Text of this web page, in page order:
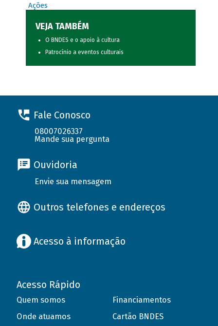
Ações
VEJA TAMBÉM
O BNDES e o apoio à cultura
Patrocínio a eventos culturais
Fale Conosco
08007026337
Mande sua pergunta
Ouvidoria
Envie sua mensagem
Outros telefones e endereços
Acesso à informação
Acesso Rápido
Quem somos
Onde atuamos
Financiamentos
Cartão BNDES